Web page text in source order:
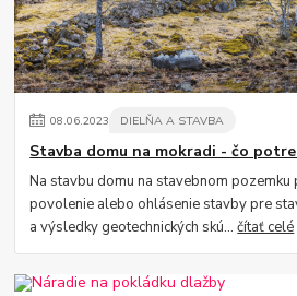
08.06.2023 DIELŇA A STAVBA
Stavba domu na mokradi - čo
Na stavbu domu na stavebnom
povolenie alebo ohlásenie stavby pre
a výsledky geotechnických skú...čítať celé